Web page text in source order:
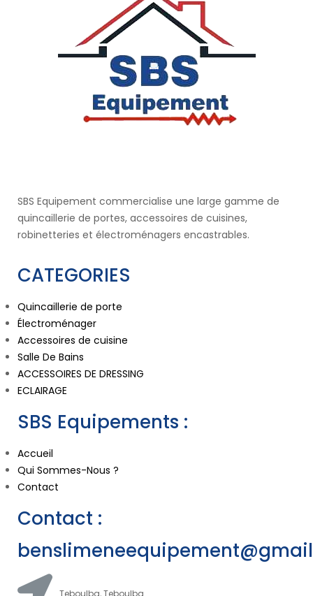
SBS Equipement commercialise une large gamme de
quincaillerie de portes, accessoires de cuisines,
robinetteries et électroménagers encastrables.
CATEGORIES
Quincaillerie de porte
Électroménager
Accessoires de cuisine
Salle De Bains
ACCESSOIRES DE DRESSING
ECLAIRAGE
SBS Equipements :
Accueil
Qui Sommes-Nous ?
Contact
Contact :
Teboulba, Teboulba